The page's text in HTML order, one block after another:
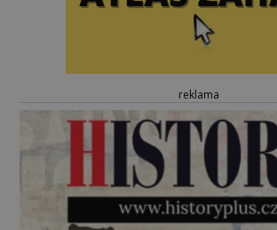
reklama